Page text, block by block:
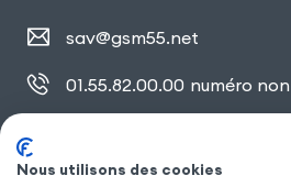
sav@gsm55.net
01.55.82.00.00 numéro
Nous utilisons des cookies